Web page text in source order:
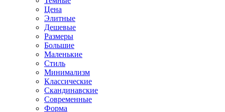
Цена
Элитные
Дешевые
Размеры
Большие
Маленькие
Стиль
Минимализм
Классические
Скандинавские
Современные
Форма